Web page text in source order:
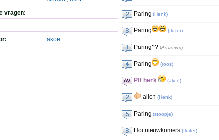
vragen:
akoe
Paring (Henk)
Paring (fluiter)
Paring?? (Anoniem)
Paring (roos)
Pff henk (akoe)
allen (Henk)
Paring (stoopje)
Hoi nieuwkomers (fluiter)